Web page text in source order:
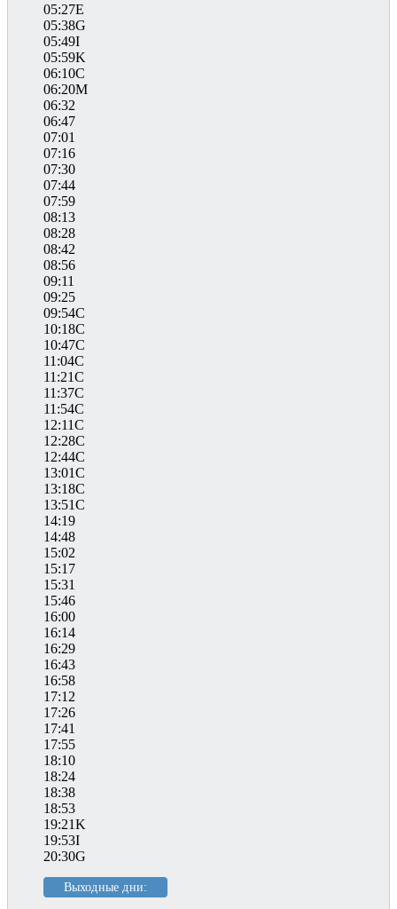
05:27E
05:38G
05:49I
05:59K
06:10C
06:20M
06:32
06:47
07:01
07:16
07:30
07:44
07:59
08:13
08:28
08:42
08:56
09:11
09:25
09:54C
10:18C
10:47C
11:04C
11:21C
11:37C
11:54C
12:11C
12:28C
12:44C
13:01C
13:18C
13:51C
14:19
14:48
15:02
15:17
15:31
15:46
16:00
16:14
16:29
16:43
16:58
17:12
17:26
17:41
17:55
18:10
18:24
18:38
18:53
19:21K
19:53I
20:30G
Выходные дни: